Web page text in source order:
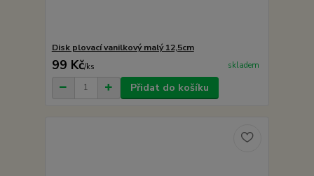
Disk plovací vanilkový malý 12,5cm
99 Kč/ks skladem
Přidat do košíku